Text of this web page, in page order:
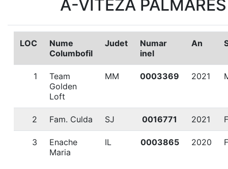
A-VITEZA
LOC
Nume
Columbofil
Judet
Numar
inel
An
1
Team
Golden
Loft
MM 0003369 2021
2 Fam. Culda SJ 0016771 2021 F
3
Enache
Maria
IL 0003865 2020 F